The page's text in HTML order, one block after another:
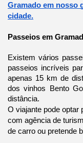
Gramado em nosso
cidade.
Passeios em
Existem vários
passeios incríveis
apenas 15 km de
dos vinhos Bento
distância.
O viajante pode optar
com agência de
de carro ou pretende